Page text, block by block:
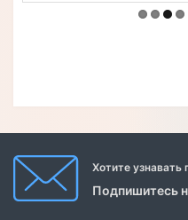
Хотите узнавать
Подпишитесь